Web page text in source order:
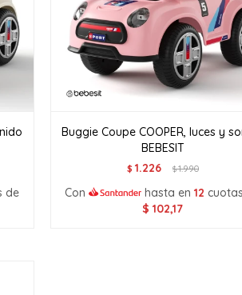
de
Buggie Coupe COOPER, luces y
BEBESIT
$ 1.226 $1.990
Con hasta en12
$ 102,17